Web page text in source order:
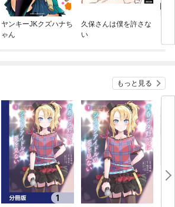
ヤンキーJKクズハナち
ゃん
久保さんは僕を許さな
い
もっと見る